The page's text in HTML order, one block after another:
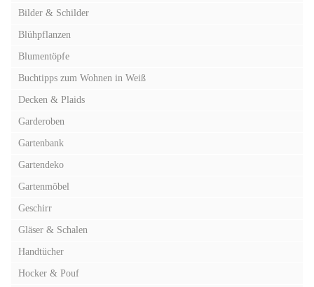
Bilder & Schilder
Blühpflanzen
Blumentöpfe
Buchtipps zum Wohnen in Weiß
Decken & Plaids
Garderoben
Gartenbank
Gartendeko
Gartenmöbel
Geschirr
Gläser & Schalen
Handtücher
Hocker & Pouf